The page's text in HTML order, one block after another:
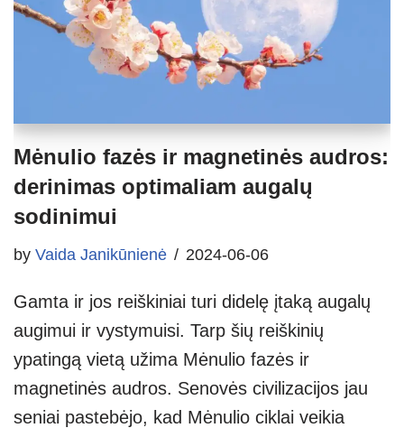
Mėnulio fazės ir magnetinės audros:
derinimas optimaliam augalų
sodinimui
by Vaida Janikūnienė 2024-06-06
Gamta ir jos reiškiniai turi didelę įtaką augalų
augimui ir vystymuisi. Tarp šių reiškinių
ypatingą vietą užima Mėnulio fazės ir
magnetinės audros. Senovės civilizacijos jau
seniai pastebėjo, kad Mėnulio ciklai veikia